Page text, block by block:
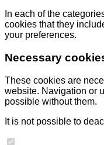
In each of the
cookies that they
your preferences.
Necessary
These cookies are
website. Navigation or
possible without them.
It is not possible to